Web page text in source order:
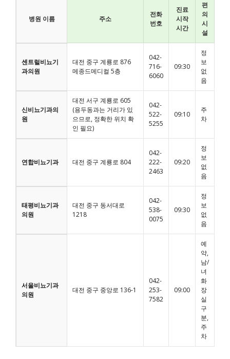
병원 이름 주소
전화
번호
진료
시작
시간
편
의
시
설
센트럴비뇨기
과의원
대전 중구 계룡로 876
메종드메디컬 5층
042-
716-
6060
09:30
정
보
없
음
신비뇨기과의
원
대전 서구 계룡로 605
(용두동과는 거리가 있
으므로, 정확한 위치 확
인 필요)
042-
522-
5255
09:10
주
차
연합비뇨기과 대전 중구 계룡로 804
042-
222-
2463
09:20
정
보
없
음
태평비뇨기과
의원
대전 중구 동서대로
1218
042-
538-
0075
09:30
정
보
없
음
서울비뇨기과
의원
대전 중구 중앙로 136-1
042-
253-
7582
09:00
예
약,
남/
녀
화
장
실
구
분,
주
차